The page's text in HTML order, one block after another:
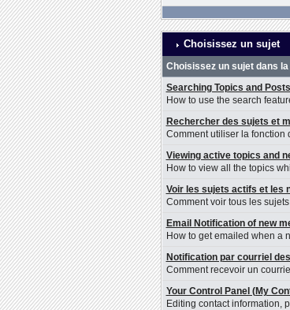
Choisissez un sujet
Choisissez un sujet dans
Searching Topics and Posts
How to use the search
Rechercher des sujets et
Comment utiliser la fonction
Viewing active topics and
How to view all the topics
Voir les sujets actifs et les
Comment voir tous les
Email Notification of new
How to get emailed when a
Notification par courriel
Comment recevoir un
Your Control Panel (My
Editing contact information,